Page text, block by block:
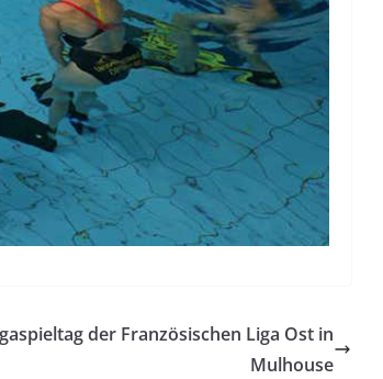
der Französischen Liga Ost in
Mulhouse